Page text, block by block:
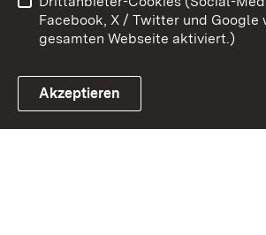
Link zum Landesportal
Impressum
Cookies
Facebook, X / Twitter und Google
gesamten Webseite aktiviert.)
Akzeptieren